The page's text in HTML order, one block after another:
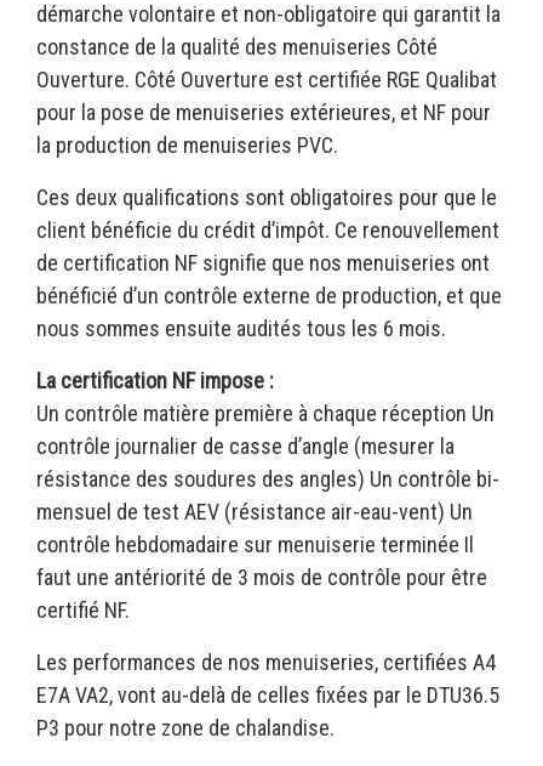
démarche volontaire et non-obligatoire qui garantit la
constance de la qualité des menuiseries Côté
Ouverture. Côté Ouverture est certifiée RGE Qualibat
pour la pose de menuiseries extérieures, et NF pour
la production de menuiseries PVC.
Ces deux qualifications sont obligatoires pour que le
client bénéficie du crédit d’impôt. Ce renouvellement
de certification NF signifie que nos menuiseries ont
bénéficié d’un contrôle externe de production, et que
nous sommes ensuite audités tous les 6 mois.
La certification NF impose :
Un contrôle matière première à chaque réception Un
contrôle journalier de casse d’angle (mesurer la
résistance des soudures des angles) Un contrôle bi-
mensuel de test AEV (résistance air-eau-vent) Un
contrôle hebdomadaire sur menuiserie terminée Il
faut une antériorité de 3 mois de contrôle pour être
certifié NF.
Les performances de nos menuiseries, certifiées A4
E7A VA2, vont au-delà de celles fixées par le DTU36.5
P3 pour notre zone de chalandise.